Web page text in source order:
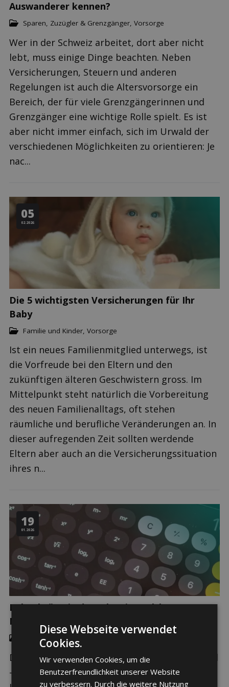
Auswanderer kennen?
Sparen, Zuzügler & Grenzgänger, Vorsorge
Wer in der Schweiz arbeitet, dort aber nicht
lebt, muss einige Dinge beachten. Neben
Versicherungen, Steuern und anderen
Regelungen ist auch die Altersvorsorge ein
Bereich, der für viele Grenzgängerinnen und
Grenzgänger eine wichtige Rolle spielt. Es ist
aber nicht immer einfach, sich im Urwald der
verschiedenen Möglichkeiten zu orientieren: Je
nac...
05
02.2026
Die 5 wichtigsten Versicherungen für Ihr
Baby
Familie und Kinder Vorsorge
Ist ein neues Familienmitglied unterwegs, ist
die Vorfreude bei den Eltern und den
zukünftigen älteren Geschwistern gross. Im
Mittelpunkt steht natürlich die Vorbereitung
des neuen Familienalltags, oft stehen
räumliche und berufliche Veränderungen an. In
dieser aufregenden Zeit sollten werdende
Eltern aber auch an die Versicherungssituation
ihres n...
19
01.2026
Lohnabzüge in der Schweiz: Welcher
Nettolohn bleibt am Monatsende übrig?
Zuzügler & Grenzgänger
Die Schweiz ist ein attraktives Einwandererland
– nicht zuletzt aufgrund der hier gezahlten
Diese Webseite verwendet
Cookies.
Wir verwenden Cookies, um die
Benutzerfreundlichkeit unserer Website
zu verbessern. Durch die weitere Nutzung